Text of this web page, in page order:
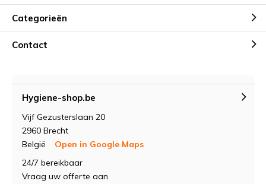
Categorieën
Contact
Hygiene-shop.be
Vijf Gezusterslaan 20
2960 Brecht
België
Open in Google Maps
24/7 bereikbaar
Vraag uw offerte aan